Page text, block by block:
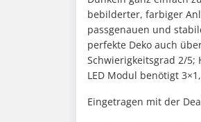
bebilderter, farbiger
passgenauen und
perfekte Deko auch
Schwierigkeitsgrad 2/5;
LED Modul benötigt
Eingetragen mit der